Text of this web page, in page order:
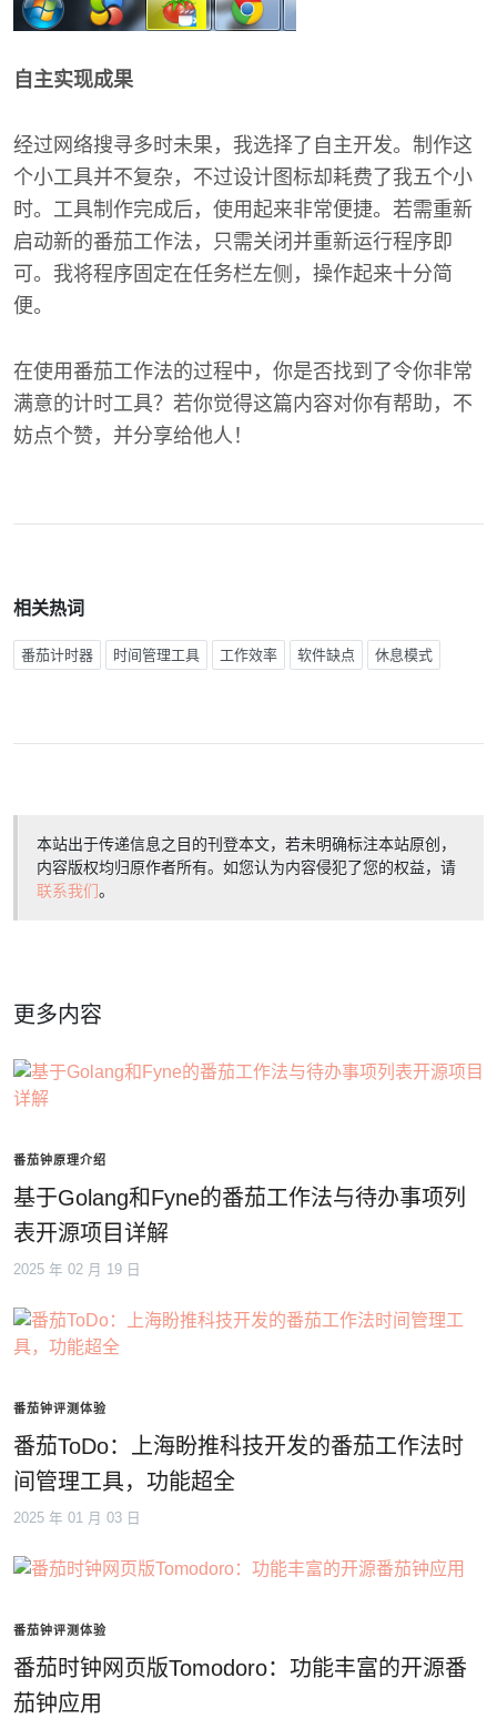
自主实现成果
经过网络搜寻多时未果，我选择了自主开发。制作这
个小工具并不复杂，不过设计图标却耗费了我五个小
时。工具制作完成后，使用起来非常便捷。若需重新
启动新的番茄工作法，只需关闭并重新运行程序即
可。我将程序固定在任务栏左侧，操作起来十分简
便。
在使用番茄工作法的过程中，你是否找到了令你非常
满意的计时工具？若你觉得这篇内容对你有帮助，不
妨点个赞，并分享给他人！
相关热词
番茄计时器 时间管理工具 工作效率 软件缺点 休息模式
本站出于传递信息之目的刊登本文，若未明确标注本站原创，
内容版权均归原作者所有。如您认为内容侵犯了您的权益，请
联系我们。
更多内容
番茄钟原理介绍
基于Golang和Fyne的番茄工作法与待办事项列
表开源项目详解
2025 年 02 月 19 日
番茄钟评测体验
番茄ToDo：上海盼推科技开发的番茄工作法时
间管理工具，功能超全
2025 年 01 月 03 日
番茄钟评测体验
番茄时钟网页版Tomodoro：功能丰富的开源番
茄钟应用